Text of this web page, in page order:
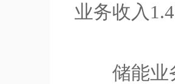
业务收入
储能业务